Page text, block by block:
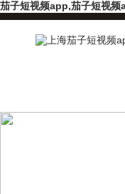
茄子短视频app,茄子短视